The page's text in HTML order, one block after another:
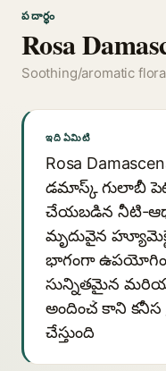
పదార్థం
Rosa
Soothing/aromatic
ఇది ఏమిటి
Rosa
డమాస్క్ గులాబీ
చేయబడిన నీటి-
మృదువైన
భాగంగా
సున్నితమైన
అందించે కాని
చేస్తుంది